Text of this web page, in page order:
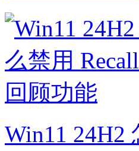
Win11 24H2